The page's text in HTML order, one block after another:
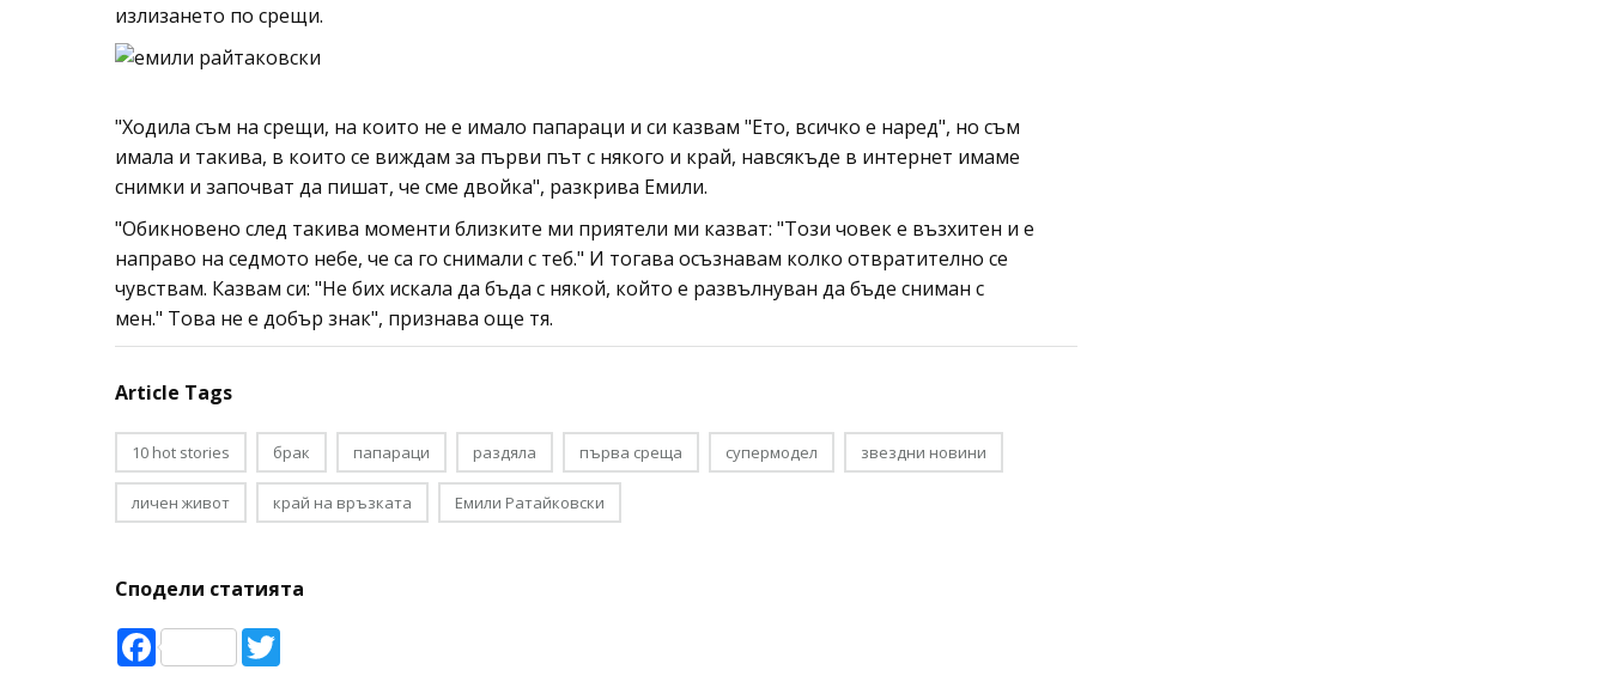
излизането по срещи.
"Ходила съм на срещи, на които не е имало папараци и си казвам "Ето, всичко е наред", но съм
имала и такива, в които се виждам за първи път с някого и край, навсякъде в интернет имаме
снимки и започват да пишат, че сме двойка", разкрива Емили.
"Обикновено след такива моменти близките ми приятели ми казват: "Този човек е възхитен и е
направо на седмото небе, че са го снимали с теб." И тогава осъзнавам колко отвратително се
чувствам. Казвам си: "Не бих искала да бъда с някой, който е развълнуван да бъде сниман с
мен." Това не е добър знак", признава още тя.
Article Tags
10 hot stories брак папараци раздяла първа среща супермодел звездни новини
личен живот край на връзката Емили Ратайковски
Сподели статията
Facebook